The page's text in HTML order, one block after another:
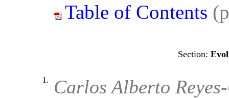
Table of Contents
1.
Carlos Alberto